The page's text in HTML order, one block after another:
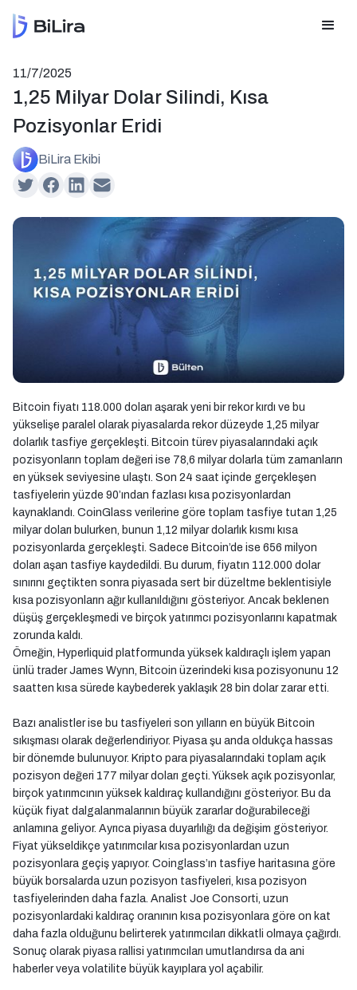
11/7/2025
1,25 Milyar Dolar Silindi, Kısa
Pozisyonlar Eridi
BiLira Ekibi
Bitcoin fiyatı 118.000 doları aşarak yeni bir rekor kırdı ve bu
yükselişe paralel olarak piyasalarda rekor düzeyde 1,25 milyar
dolarlık tasfiye gerçekleşti. Bitcoin türev piyasalarındaki açık
pozisyonların toplam değeri ise 78,6 milyar dolarla tüm zamanların
en yüksek seviyesine ulaştı. Son 24 saat içinde gerçekleşen
tasfiyelerin yüzde 90’ından fazlası kısa pozisyonlardan
kaynaklandı. CoinGlass verilerine göre toplam tasfiye tutarı 1,25
milyar doları bulurken, bunun 1,12 milyar dolarlık kısmı kısa
pozisyonlarda gerçekleşti. Sadece Bitcoin’de ise 656 milyon
doları aşan tasfiye kaydedildi. Bu durum, fiyatın 112.000 dolar
sınırını geçtikten sonra piyasada sert bir düzeltme beklentisiyle
kısa pozisyonların ağır kullanıldığını gösteriyor. Ancak beklenen
düşüş gerçekleşmedi ve birçok yatırımcı pozisyonlarını kapatmak
zorunda kaldı.
Örneğin, Hyperliquid platformunda yüksek kaldıraçlı işlem yapan
ünlü trader James Wynn, Bitcoin üzerindeki kısa pozisyonunu 12
saatten kısa sürede kaybederek yaklaşık 28 bin dolar zarar etti.
Bazı analistler ise bu tasfiyeleri son yılların en büyük Bitcoin
sıkışması olarak değerlendiriyor. Piyasa şu anda oldukça hassas
bir dönemde bulunuyor. Kripto para piyasalarındaki toplam açık
pozisyon değeri 177 milyar doları geçti. Yüksek açık pozisyonlar,
birçok yatırımcının yüksek kaldıraç kullandığını gösteriyor. Bu da
küçük fiyat dalgalanmalarının büyük zararlar doğurabileceği
anlamına geliyor. Ayrıca piyasa duyarlılığı da değişim gösteriyor.
Fiyat yükseldikçe yatırımcılar kısa pozisyonlardan uzun
pozisyonlara geçiş yapıyor. Coinglass’ın tasfiye haritasına göre
büyük borsalarda uzun pozisyon tasfiyeleri, kısa pozisyon
tasfiyelerinden daha fazla. Analist Joe Consorti, uzun
pozisyonlardaki kaldıraç oranının kısa pozisyonlara göre on kat
daha fazla olduğunu belirterek yatırımcıları dikkatli olmaya çağırdı.
Sonuç olarak piyasa rallisi yatırımcıları umutlandırsa da ani
haberler veya volatilite büyük kayıplara yol açabilir.